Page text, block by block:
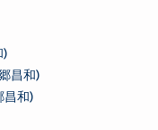
)
昌和)
昌和)